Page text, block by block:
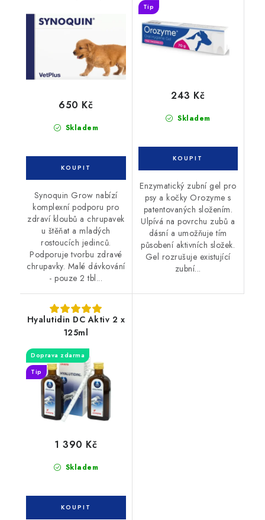
Skladem
650 Kč
Synoquin Grow nabízí
komplexní podporu pro
zdraví kloubů a chrupavek
u štěňat a mladých
rostoucích jedinců.
Podporuje tvorbu zdravé
chrupavky. Malé dávkování
- pouze 2 tbl...
Tip
Skladem
243 Kč
Enzymatický zubní gel pro
psy a kočky Orozyme s
patentovaných složením.
Ulpívá na povrchu zubů a
dásní a umožňuje tím
působení aktivních složek.
Gel rozrušuje existující
zubní...
Hyalutidin DC Aktiv 2 x
125ml
Doprava zdarma
Tip
Skladem
1 390 Kč